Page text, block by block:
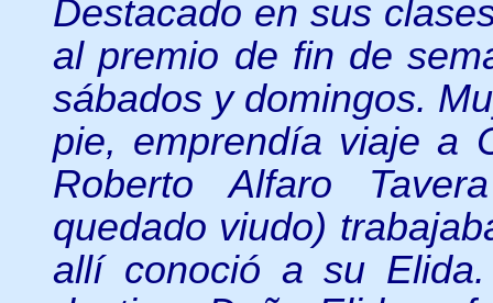
Destacado en sus
al premio de fin de
sábados y domingos.
pie, emprendía viaje a
Roberto Alfaro
quedado viudo)
allí conoció a su